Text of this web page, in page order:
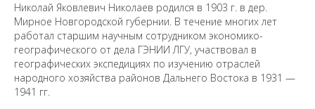
Николай Яковлевич Николаев родился в 1903 г. в дер.
Мирное Новгородской губернии. В течение многих лет
работал старшим научным сотрудником экономико-
географического от дела ГЭНИИ ЛГУ, участвовал в
географических экспедициях по изучению отраслей
народного хозяйства районов Дальнего Востока в 1931 —
1941 гг.